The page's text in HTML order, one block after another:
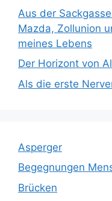
Aus der
Mazda, Zollunion
meines Lebens
Der Horizont von
Als die erste
Asperger
Begegnungen
Brücken